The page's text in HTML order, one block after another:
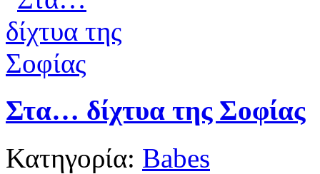
Στα… δίχτυα της Σοφίας
Κατηγορία: Babes